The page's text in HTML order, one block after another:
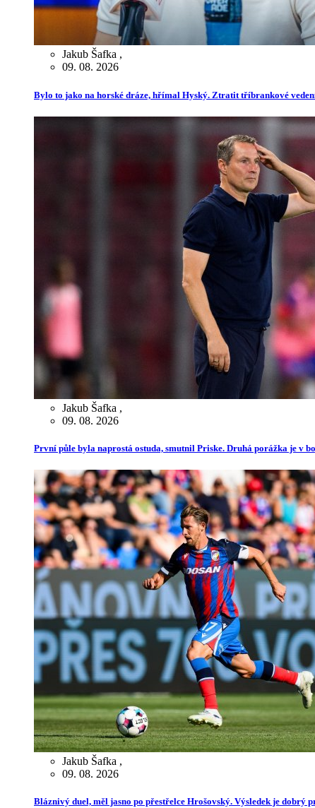
Jakub Šafka ,
09. 08. 2026
Bylo to jako na horské dráze, hřímal Hyský. Ztratit tříbrankové
Jakub Šafka ,
09. 08. 2026
První půle byla naprostá ostuda, smutnil Priske. Druhá porážka je v
Jakub Šafka ,
09. 08. 2026
Bláznivý duel, měl jasno po přestřelce Hrošovský. Výsledek je dobrý